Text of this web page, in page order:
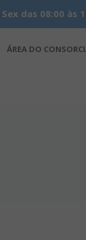
das 08:00 às
ÁREA DO